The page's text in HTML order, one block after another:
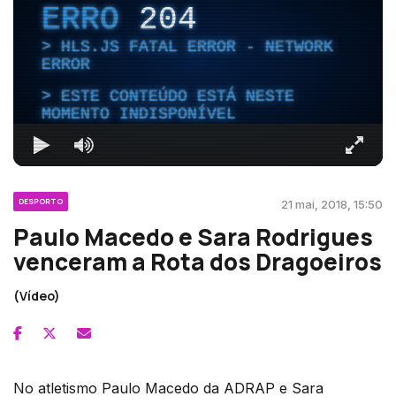
ERRO204
HLS.JS FATAL ERROR - NETWORK
ERROR
ESTE CONTEÚDO ESTÁ NESTE
MOMENTO INDISPONÍVEL
DESPORTO 21 mai, 2018, 15:50
Paulo Macedo e Sara Rodrigues
venceram a Rota dos Dragoeiros
(Vídeo)
No atletismo Paulo Macedo da ADRAP e Sara